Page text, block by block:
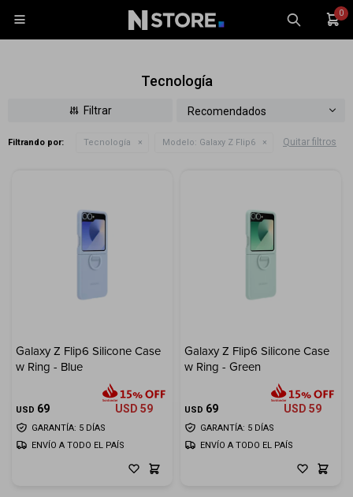
0

Tecnología
Recomendados
Filtrando por: Tecnología Modelo: Galaxy Z Flip6 Quitar filtros
Galaxy Z Flip6 Silicone Case
w Ring - Blue
USD 69 USD 59
GARANTÍA: 5 DÍAS
ENVÍO A TODO EL PAÍS
Galaxy Z Flip6 Silicone Case
w Ring - Green
USD 69 USD 59
GARANTÍA: 5 DÍAS
ENVÍO A TODO EL PAÍS